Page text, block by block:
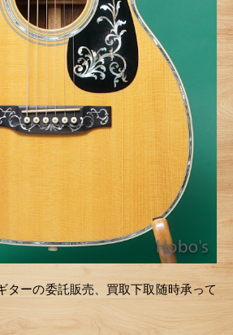
ーの委託販売、買取下取随時承って